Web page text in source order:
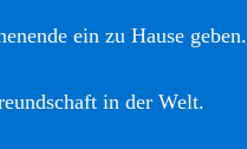
ein zu Hause geben.
in der Welt.